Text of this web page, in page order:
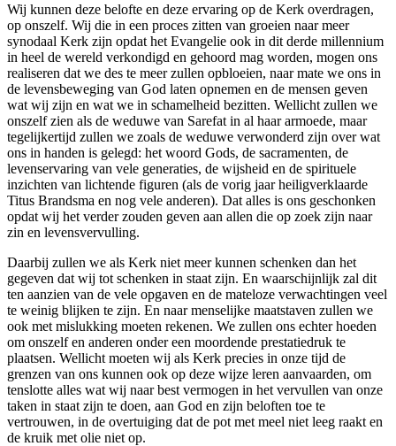
Wij kunnen deze belofte en deze ervaring op de Kerk overdragen,
op onszelf. Wij die in een proces zitten van groeien naar meer
synodaal Kerk zijn opdat het Evangelie ook in dit derde millennium
in heel de wereld verkondigd en gehoord mag worden, mogen ons
realiseren dat we des te meer zullen opbloeien, naar mate we ons in
de levensbeweging van God laten opnemen en de mensen geven
wat wij zijn en wat we in schamelheid bezitten. Wellicht zullen we
onszelf zien als de weduwe van Sarefat in al haar armoede, maar
tegelijkertijd zullen we zoals de weduwe verwonderd zijn over wat
ons in handen is gelegd: het woord Gods, de sacramenten, de
levenservaring van vele generaties, de wijsheid en de spirituele
inzichten van lichtende figuren (als de vorig jaar heiligverklaarde
Titus Brandsma en nog vele anderen). Dat alles is ons geschonken
opdat wij het verder zouden geven aan allen die op zoek zijn naar
zin en levensvervulling.
Daarbij zullen we als Kerk niet meer kunnen schenken dan het
gegeven dat wij tot schenken in staat zijn. En waarschijnlijk zal dit
ten aanzien van de vele opgaven en de mateloze verwachtingen veel
te weinig blijken te zijn. En naar menselijke maatstaven zullen we
ook met mislukking moeten rekenen. We zullen ons echter hoeden
om onszelf en anderen onder een moordende prestatiedruk te
plaatsen. Wellicht moeten wij als Kerk precies in onze tijd de
grenzen van ons kunnen ook op deze wijze leren aanvaarden, om
tenslotte alles wat wij naar best vermogen in het vervullen van onze
taken in staat zijn te doen, aan God en zijn beloften toe te
vertrouwen, in de overtuiging dat de pot met meel niet leeg raakt en
de kruik met olie niet op.